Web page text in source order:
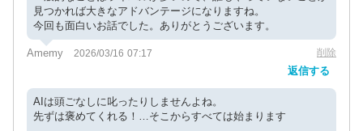
見つかれば大きなアドバンテージになりますね。
今回も面白いお話でした。ありがとうございます。
Amemy 2026/03/16 07:17 削除
返信する
AIは頭ごなしに叱ったりしませんよね。
先ずは褒めてくれる！…そこからすべては始まります